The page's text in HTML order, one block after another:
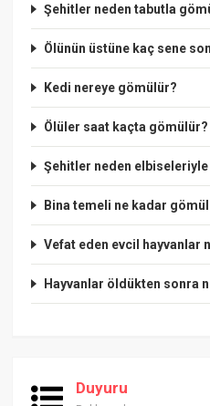
Şehitler neden tabutla
Ölünün üstüne kaç sene
Kedi nereye gömülür?
Ölüler saat kaçta gömülür?
Şehitler neden
Bina temeli ne kadar
Vefat eden evcil hayvanlar
Hayvanlar öldükten sonra
Duyuru